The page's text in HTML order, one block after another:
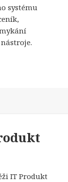
systému
IT Produkt